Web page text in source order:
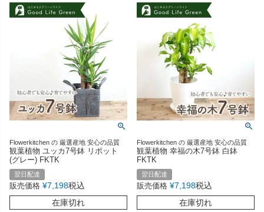
Flowerkitchen の 厳選産地 安心の品質
観葉植物 ユッカ7号鉢 リポット
(グレー) FKTK
翌日配達
販売価格 ¥7,198税込
在庫切れ
Flowerkitchen の 厳選産地 安心の品質
観葉植物 幸福の木7号鉢 白鉢
FKTK
翌日配達
販売価格 ¥7,198税込
在庫切れ